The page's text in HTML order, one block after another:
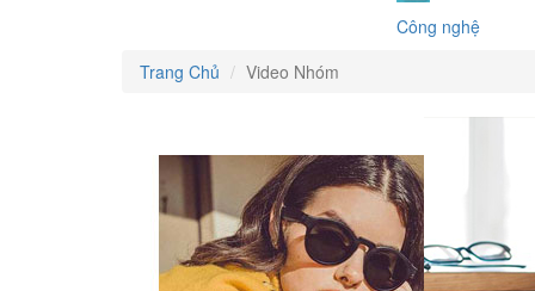
Công nghệ
Trang Chủ
Video Nhóm